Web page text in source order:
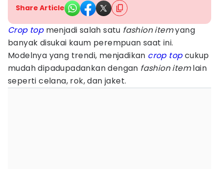
Share Article
Crop top menjadi salah satu fashion itemyang
banyak disukai kaum perempuan saat ini.
Modelnya yang trendi, menjadikan crop topcukup
mudah dipadupadankan dengan fashion itemlain
seperti celana, rok, dan jaket.